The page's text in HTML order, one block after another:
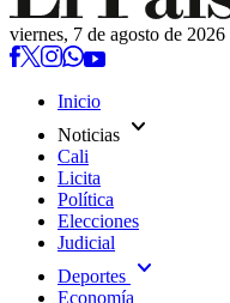
viernes, 7 de agosto de 2026
Inicio
Noticias expand_more
Cali
Licita
Política
Elecciones
Judicial
Deportes expand_more
Economía